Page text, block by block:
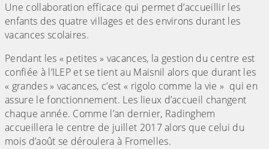
Une collaboration efficace qui permet d’accueillir les
enfants des quatre villages et des environs durant les
vacances scolaires.
Pendant les « petites » vacances, la gestion du centre est
confiée à l’ILEP et se tient au Maisnil alors que durant les
« grandes » vacances, c’est « rigolo comme la vie » qui en
assure le fonctionnement. Les lieux d’accueil changent
chaque année. Comme l’an dernier, Radinghem
accueillera le centre de juillet 2017 alors que celui du
mois d’août se déroulera à Fromelles.